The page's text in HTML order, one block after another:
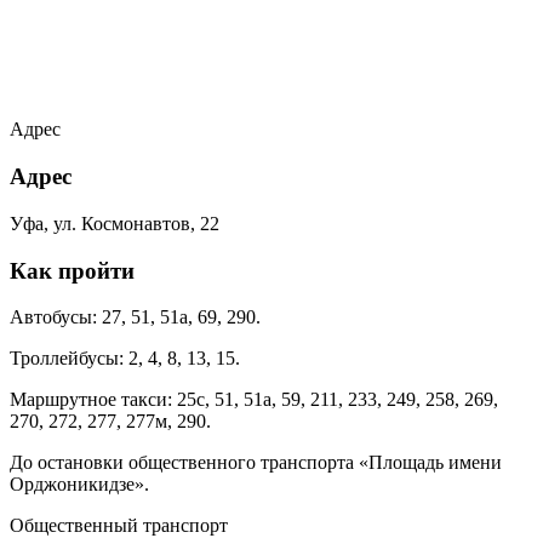
Адрес
Адрес
Уфа, ул. Космонавтов, 22
Как пройти
Автобусы: 27, 51, 51а, 69, 290.
Троллейбусы: 2, 4, 8, 13, 15.
Маршрутное такси: 25с, 51, 51а, 59, 211, 233, 249, 258, 269,
270, 272, 277, 277м, 290.
До остановки общественного транспорта «Площадь имени
Орджоникидзе».
Общественный транспорт